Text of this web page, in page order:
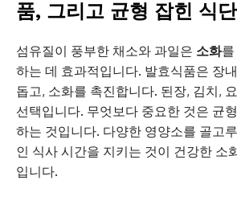
품, 그리고 균형 잡힌 식단
섬유질이 풍부한 채소와 과일은 소화
하는 데 효과적입니다. 발효식품은 장
돕고, 소화를 촉진합니다. 된장, 김치,
선택입니다. 무엇보다 중요한 것은 균
하는 것입니다. 다양한 영양소를 골고
인 식사 시간을 지키는 것이 건강한 소
입니다.